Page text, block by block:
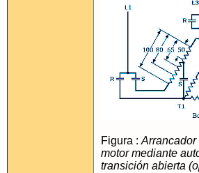
Figura :
motor mediante
transición abierta